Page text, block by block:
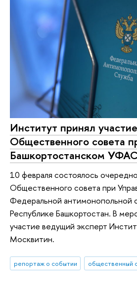
Институт принял
Общественного совета
Башкортостанском УФАС
10 февраля состоялось
Общественного совета при
Федеральной антимонопольной
Республике Башкортостан. В
участие ведущий эксперт
Москвитин.
репортаж о событии общественный